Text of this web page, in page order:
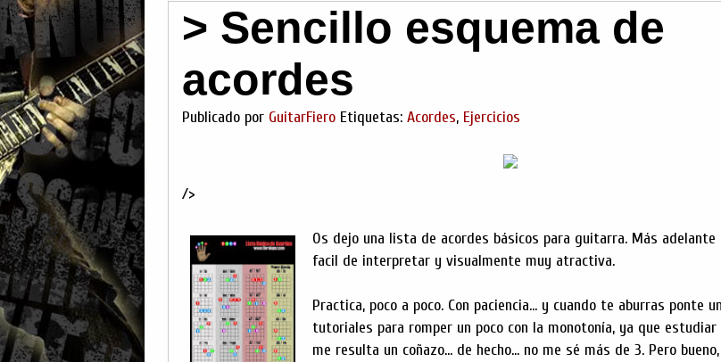
> Sencillo esquema de
acordes
Publicado por GuitarFiero Etiquetas: Acordes, Ejercicios
/>
Os dejo una lista de acordes básicos para guitarra. Más adelante
facil de interpretar y visualmente muy atractiva.
Practica, poco a poco. Con paciencia... y cuando te aburras ponte
tutoriales para romper un poco con la monotonía, ya que
me resulta un coñazo... de hecho... no me sé más de 3. Pero